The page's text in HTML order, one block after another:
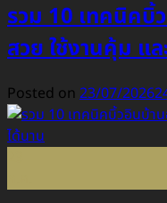
รวม 10 เทคนิคบิ้
สวย ใช้งานคุ้ม แ
Posted on 23/07/2026